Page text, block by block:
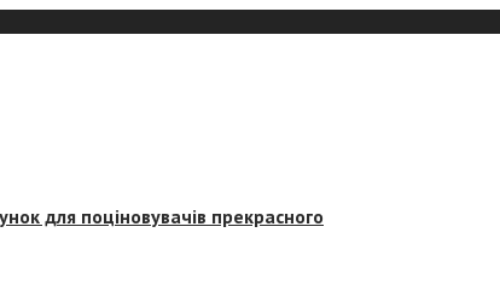
для поціновувачів прекрасного